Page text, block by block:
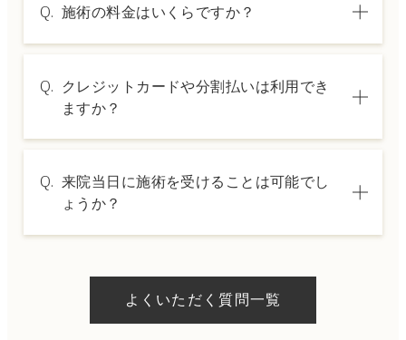
Q. 施術の料金はいくらですか？
は料金表ページをご確認いただくか、カウン
セリングでご案内いたします。
Q. クレジットカードや分割払いは利用でき
ますか？
した分割払いも可能です。詳細は受付スタッ
フにお問い合わせください。
Q. 来院当日に施術を受けることは可能でし
ょうか？
ただける施術もございます。当日の施術をご
希望の場合は、ご予約の際にお気軽にご相談
よくいただく質問一覧